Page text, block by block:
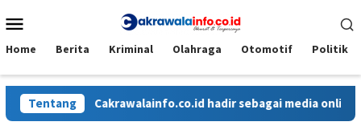
ke
Mobile
Home Berita Kriminal Olahraga Otomotif Politik
TentangCakrawalainfo.co.id hadir sebagai media online